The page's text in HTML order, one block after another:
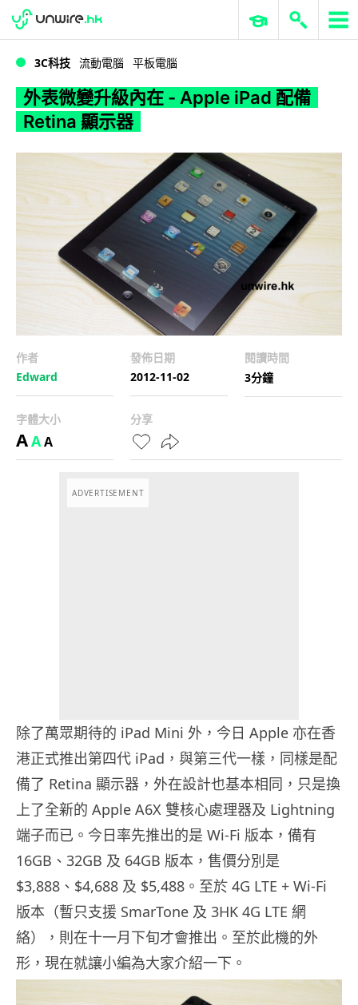
WWDC 2026 ERP 與商業 AI
3C科技 流動電腦 平板電腦
外表微變升級內在 - Apple iPad 配備
Retina 顯示器
作者
Edward
發佈日期
2012-11-02
閱讀時間
3分鐘
字體大小
AAA
分享
ADVERTISEMENT
除了萬眾期待的 iPad Mini 外，今日 Apple 亦在香
港正式推出第四代 iPad，與第三代一樣，同樣是配
備了 Retina 顯示器，外在設計也基本相同，只是換
上了全新的 Apple A6X 雙核心處理器及 Lightning
端子而已。今日率先推出的是 Wi-Fi 版本，備有
16GB、32GB 及 64GB 版本，售價分別是
$3,888、$4,688 及 $5,488。至於 4G LTE + Wi-Fi
版本（暫只支援 SmarTone 及 3HK 4G LTE 網
絡），則在十一月下旬才會推出。至於此機的外
形，現在就讓小編為大家介紹一下。